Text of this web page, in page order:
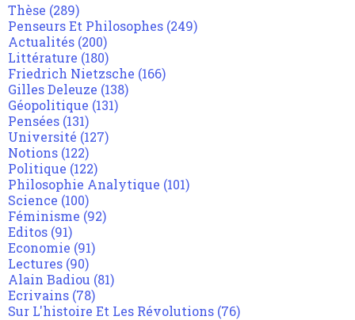
Thèse (289)
Penseurs Et Philosophes (249)
Actualités (200)
Littérature (180)
Friedrich Nietzsche (166)
Gilles Deleuze (138)
Géopolitique (131)
Pensées (131)
Université (127)
Notions (122)
Politique (122)
Philosophie Analytique (101)
Science (100)
Féminisme (92)
Editos (91)
Economie (91)
Lectures (90)
Alain Badiou (81)
Ecrivains (78)
Sur L'histoire Et Les Révolutions (76)